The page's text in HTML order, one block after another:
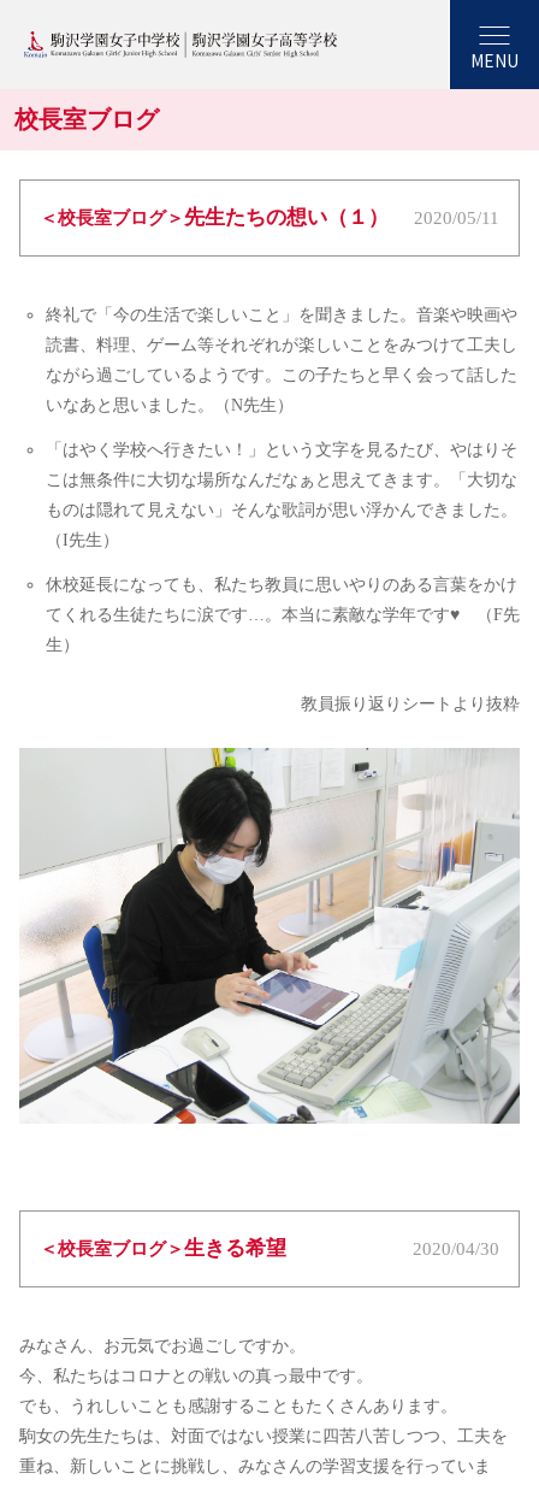
MENU
校長室ブログ
＜校長室ブログ＞ 先生たちの想い（１） 2020/05/11
終礼で「今の生活で楽しいこと」を聞きました。音楽や映画や
読書、料理、ゲーム等それぞれが楽しいことをみつけて工夫し
ながら過ごしているようです。この子たちと早く会って話した
いなあと思いました。（N先生）
「はやく学校へ行きたい！」という文字を見るたび、やはりそ
こは無条件に大切な場所なんだなぁと思えてきます。「大切な
ものは隠れて見えない」そんな歌詞が思い浮かんできました。
（I先生）
休校延長になっても、私たち教員に思いやりのある言葉をかけ
てくれる生徒たちに涙です…。本当に素敵な学年です♥ （F先
生）
教員振り返りシートより抜粋
＜校長室ブログ＞生きる希望 2020/04/30
みなさん、お元気でお過ごしですか。
今、私たちはコロナとの戦いの真っ最中です。
でも、うれしいことも感謝することもたくさんあります。
駒女の先生たちは、対面ではない授業に四苦八苦しつつ、工夫を
重ね、新しいことに挑戦し、みなさんの学習支援を行っていま